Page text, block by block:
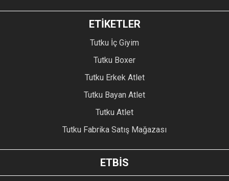
ETİKETLER
Tutku İç Giyim
Tutku Boxer
Tutku Erkek Atlet
Tutku Bayan Atlet
Tutku Atlet
Tutku Fabrika Satış Mağazası
ETBİS